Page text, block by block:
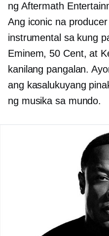
ng Aftermath
Ang iconic na
instrumental sa kung
Eminem, 50 Cent, at
kanilang pangalan.
ang kasalukuyang
ng musika sa mundo.